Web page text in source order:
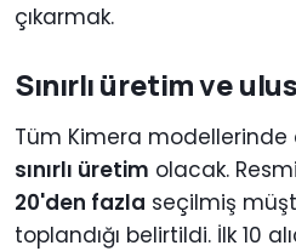
çıkarmak.
Sınırlı üretim ve
Tüm Kimera
sınırlı üretim olacak.
20'den fazla seçilmiş
toplandığı belirtildi. İlk 10